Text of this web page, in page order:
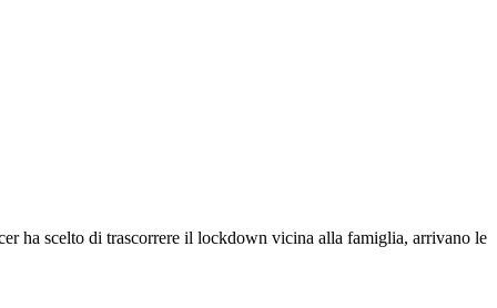
ha scelto di trascorrere il lockdown vicina alla famiglia, arrivano le